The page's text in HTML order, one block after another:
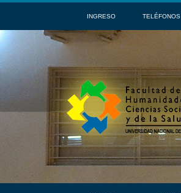
INGRESO TELÉFONOS